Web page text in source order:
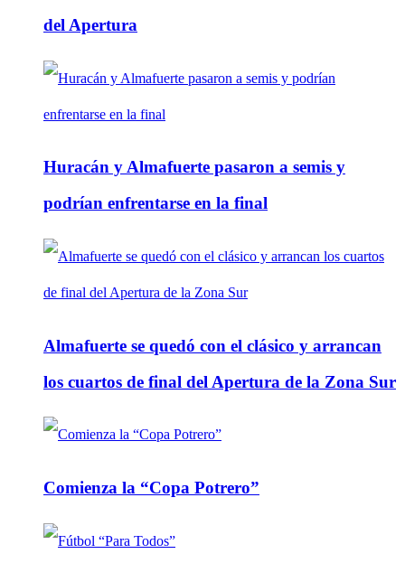
del Apertura
Huracán y Almafuerte pasaron a semis y
podrían enfrentarse en la final
Almafuerte se quedó con el clásico y arrancan
los cuartos de final del Apertura de la Zona Sur
Comienza la “Copa Potrero”